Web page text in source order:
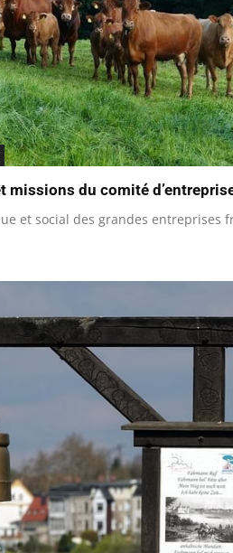
missions du comité
et social des grandes entreprises